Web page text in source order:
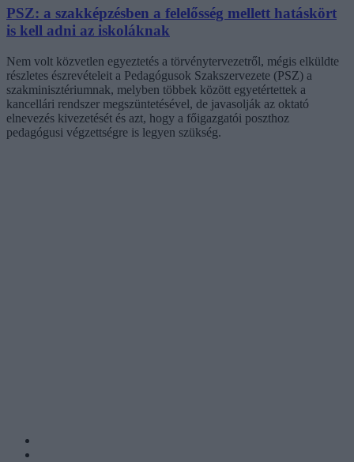
PSZ: a szakképzésben a felelősség mellett hatáskört
is kell adni az iskoláknak
Nem volt közvetlen egyeztetés a törvénytervezetről, mégis elküldte
részletes észrevételeit a Pedagógusok Szakszervezete (PSZ) a
szakminisztériumnak, melyben többek között egyetértettek a
kancellári rendszer megszüntetésével, de javasolják az oktató
elnevezés kivezetését és azt, hogy a főigazgatói poszthoz
pedagógusi végzettségre is legyen szükség.